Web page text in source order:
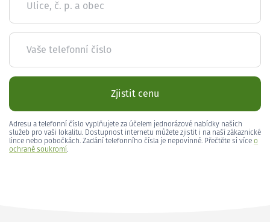
Ulice, č. p. a obec
Vaše telefonní číslo
Zjistit cenu
Adresu a telefonní číslo vyplňujete za účelem jednorázové nabídky našich
služeb pro vaši lokalitu. Dostupnost internetu můžete zjistit i na naší zákaznické
lince nebo pobočkách. Zadání telefonního čísla je nepovinné. Přečtěte si více o
ochraně soukromí.